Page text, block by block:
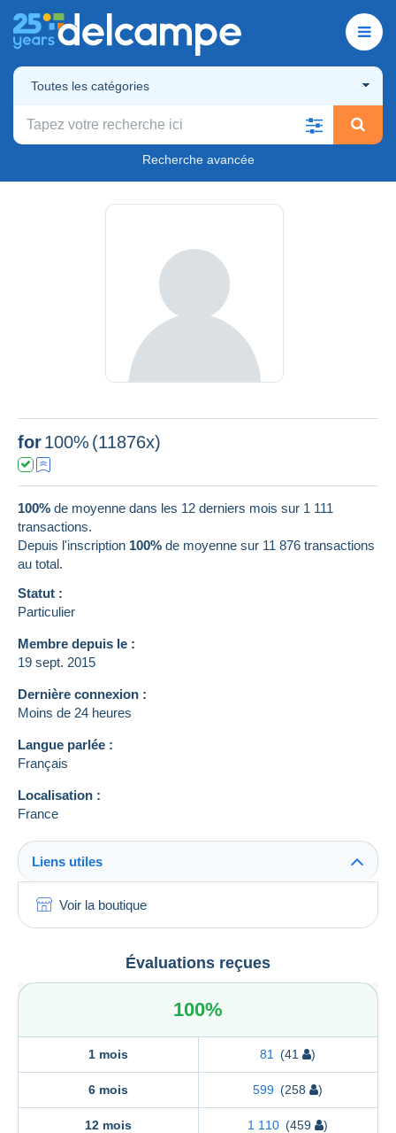
Toutes les catégories
Recherche avancée
for100% (11876x)
100% de moyenne dans les 12 derniers mois sur 1 111
transactions.
Depuis l'inscription 100% de moyenne sur 11 876 transactions
au total.
Statut :
Particulier
Membre depuis le :
19 sept. 2015
Dernière connexion :
Moins de 24 heures
Langue parlée :
Français
Localisation :
France
Liens utiles
Voir la boutique
Évaluations reçues
100%
1 mois 81 (41 )
6 mois 599 (258 )
12 mois 1 110 (459 )